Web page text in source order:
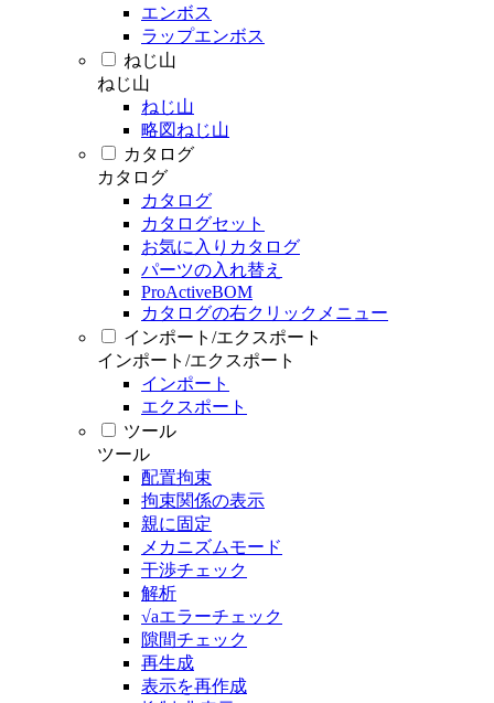
エンボス
ラップエンボス
ねじ山
ねじ山
ねじ山
略図ねじ山
カタログ
カタログ
カタログ
カタログセット
お気に入りカタログ
パーツの入れ替え
ProActiveBOM
カタログの右クリックメニュー
インポート/エクスポート
インポート/エクスポート
インポート
エクスポート
ツール
ツール
配置拘束
拘束関係の表示
親に固定
メカニズムモード
干渉チェック
解析
√aエラーチェック
隙間チェック
再生成
表示を再作成